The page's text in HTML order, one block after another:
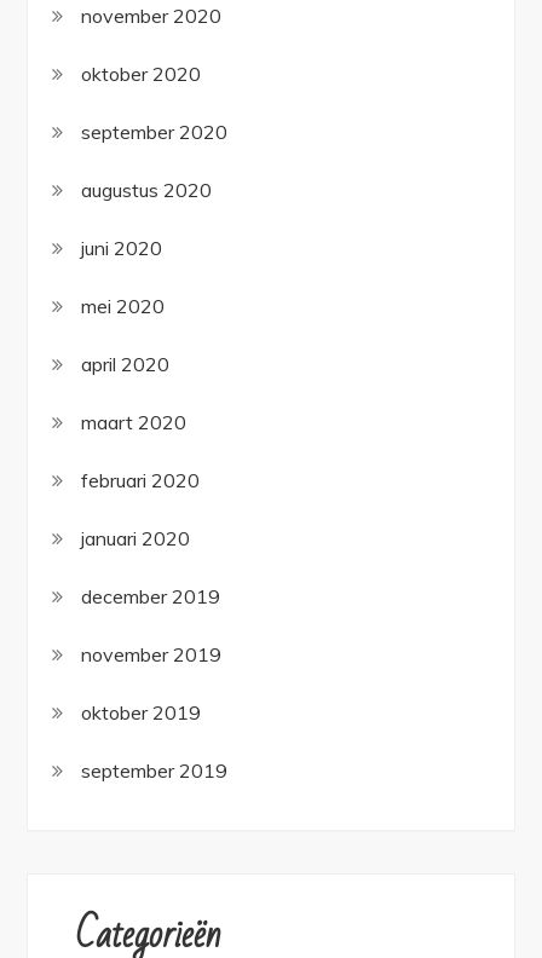
november 2020
oktober 2020
september 2020
augustus 2020
juni 2020
mei 2020
april 2020
maart 2020
februari 2020
januari 2020
december 2019
november 2019
oktober 2019
september 2019
Categorieën